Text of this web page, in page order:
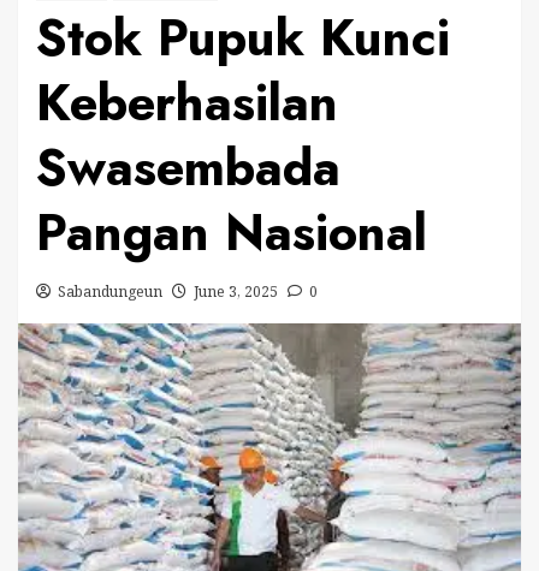
Stok Pupuk Kunci
Keberhasilan
Swasembada
Pangan Nasional
Sabandungeun June 3, 2025 0